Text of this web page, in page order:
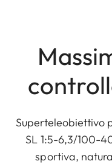
Superteleobiettivo
SL 1:5-6,3/100-
sportiva,